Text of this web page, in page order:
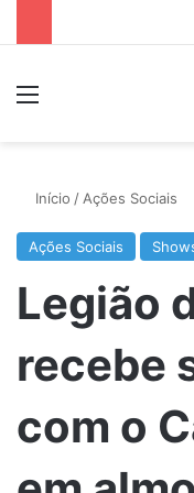
Início / Ações Sociais
Ações Sociais
Legião
recebe
com o